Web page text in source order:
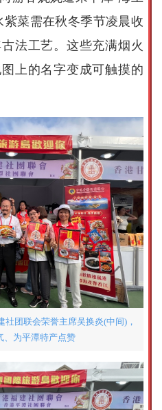
菜需在秋冬季节凌晨收
法工艺。这些充满烟火
上的名字变成可触摸的
团联会荣誉主席吴换炎(中间)，
、为平潭特产点赞